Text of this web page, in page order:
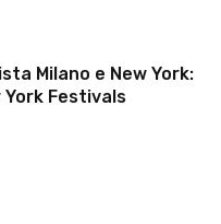
Milano e New York:
York Festivals